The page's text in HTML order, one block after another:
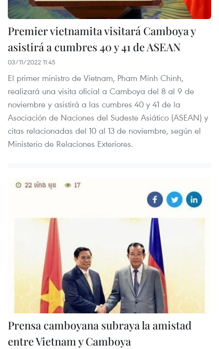
Premier vietnamita visitará Camboya y
asistirá a cumbres 40 y 41 de ASEAN
03/11/2022 11:45
El primer ministro de Vietnam, Pham Minh Chinh,
realizará una visita oficial a Camboya del 8 al 9 de
noviembre y asistirá a las cumbres 40 y 41 de la
Asociación de Naciones del Sudeste Asiático (ASEAN) y
citas relacionadas del 10 al 13 de noviembre, según el
Ministerio de Relaciones Exteriores.
Prensa camboyana subraya la amistad
entre Vietnam y Camboya